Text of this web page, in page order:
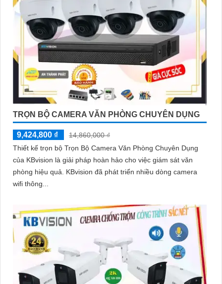
TRỌN BỘ CAMERA VĂN PHÒNG CHUYÊN DỤNG
9,424,800 ₫
14,860,000 ₫
Thiết kế trọn bộ Trọn Bộ Camera Văn Phòng Chuyên Dụng
của KBvision là giải pháp hoàn hảo cho việc giám sát văn
phòng hiệu quả. KBvision đã phát triển nhiều dòng camera
wifi thông...